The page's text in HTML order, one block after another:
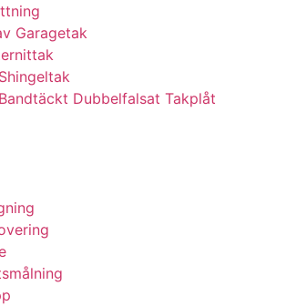
Garagetak
Dubbelfalsat Takplåt